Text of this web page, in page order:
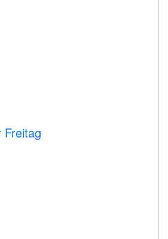
Freitag